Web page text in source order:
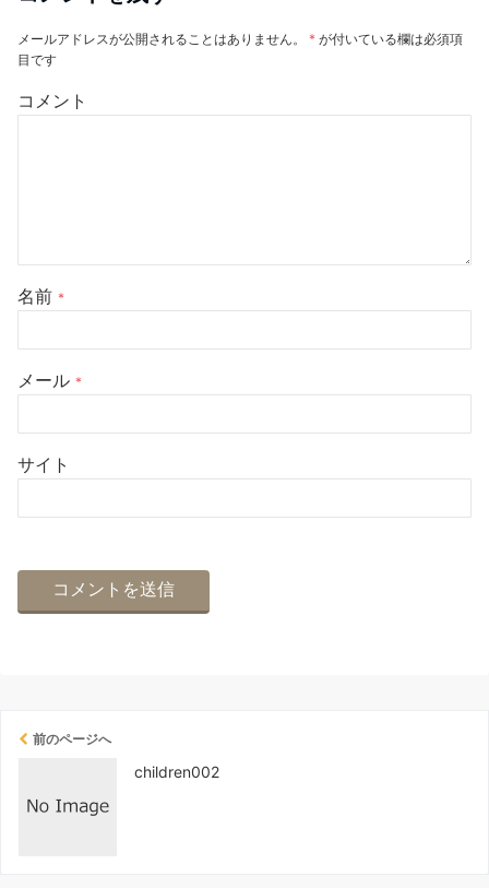
メールアドレスが公開されることはありません。 * が付いている欄は必須項
目です
コメント
名前 *
メール *
サイト
前のページへ
children002